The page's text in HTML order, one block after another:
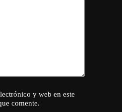
y web en este
comente.